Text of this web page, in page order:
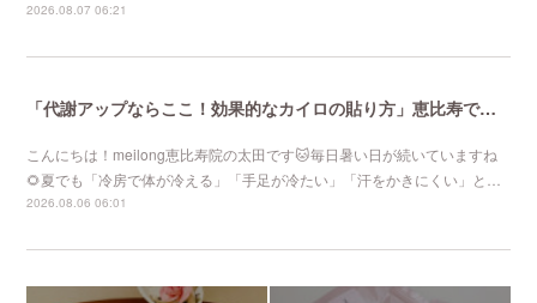
2026.08.07 06:21
「代謝アップならここ！効果的なカイロの貼り方」恵比寿で口コミNo 1美容鍼灸ならmeilong
こんにちは！meilong恵比寿院の太田です🐱毎日暑い日が続いていますね
🌻夏でも「冷房で体が冷える」「手足が冷たい」「汗をかきにくい」と…
2026.08.06 06:01